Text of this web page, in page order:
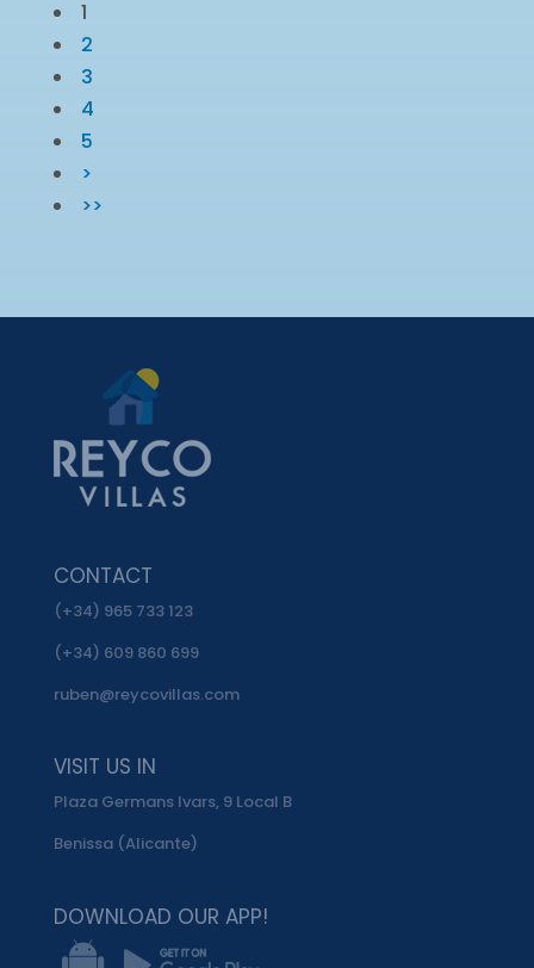
1
2
3
4
5
>
>>
CONTACT
(+34) 965 733 123
(+34) 609 860 699
ruben@reycovillas.com
VISIT US IN
Plaza Germans Ivars, 9 Local B
Benissa (Alicante)
DOWNLOAD OUR APP!